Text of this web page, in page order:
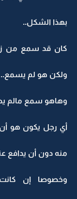
بهذا الشكل..
كان قد سمع من
ولكن هو لم يسمع..
وهاهو سمع مالم
أي رجل يكون هو
منه دون أن يدافع
وخصوصا إن كانت